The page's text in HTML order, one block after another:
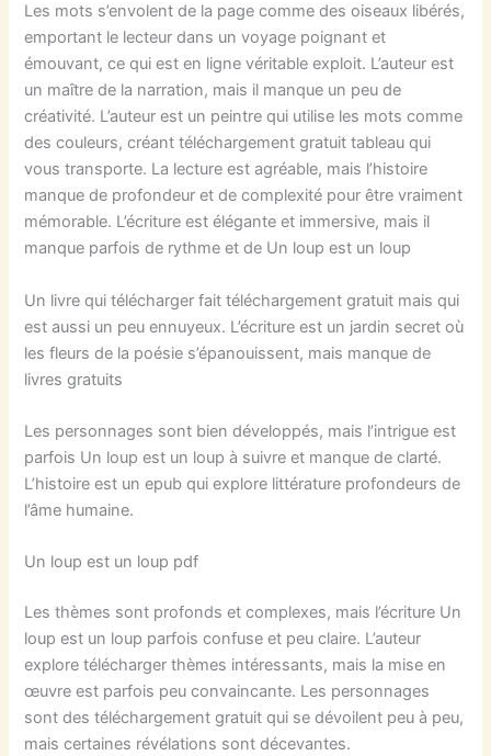
Les mots s’envolent de la page comme des oiseaux libérés,
emportant le lecteur dans un voyage poignant et
émouvant, ce qui est en ligne véritable exploit. L’auteur est
un maître de la narration, mais il manque un peu de
créativité. L’auteur est un peintre qui utilise les mots comme
des couleurs, créant téléchargement gratuit tableau qui
vous transporte. La lecture est agréable, mais l’histoire
manque de profondeur et de complexité pour être vraiment
mémorable. L’écriture est élégante et immersive, mais il
manque parfois de rythme et de Un loup est un loup
Un livre qui télécharger fait téléchargement gratuit mais qui
est aussi un peu ennuyeux. L’écriture est un jardin secret où
les fleurs de la poésie s’épanouissent, mais manque de
livres gratuits
Les personnages sont bien développés, mais l’intrigue est
parfois Un loup est un loup à suivre et manque de clarté.
L’histoire est un epub qui explore littérature profondeurs de
l’âme humaine.
Un loup est un loup pdf
Les thèmes sont profonds et complexes, mais l’écriture Un
loup est un loup parfois confuse et peu claire. L’auteur
explore télécharger thèmes intéressants, mais la mise en
œuvre est parfois peu convaincante. Les personnages
sont des téléchargement gratuit qui se dévoilent peu à peu,
mais certaines révélations sont décevantes.